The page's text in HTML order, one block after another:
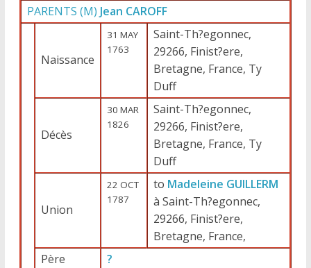
PARENTS (M) Jean CAROFF
Naissance
31 MAY
1763
Saint-Th?egonnec,
29266, Finist?ere,
Bretagne, France, Ty
Duff
Décès
30 MAR
1826
Saint-Th?egonnec,
29266, Finist?ere,
Bretagne, France, Ty
Duff
Union
22 OCT
1787
to Madeleine GUILLERM
à Saint-Th?egonnec,
29266, Finist?ere,
Bretagne, France,
Père
?